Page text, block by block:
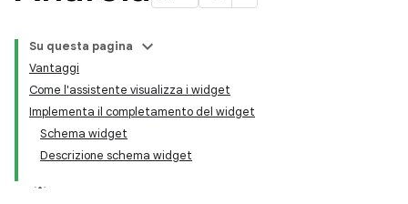
Su questa pagina
Vantaggi
Come l'assistente visualizza i widget
Implementa il completamento del widget
Schema widget
Descrizione schema widget